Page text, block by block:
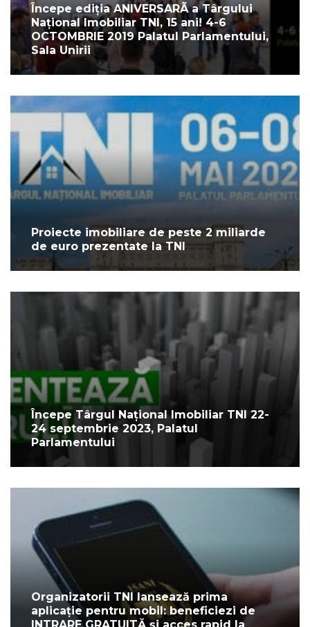
Începe ediția ANIVERSARÃ a Târgului
Național Imobiliar TNI, 15 ani! 4-6
OCTOMBRIE 2019 Palatul Parlamentului,
Sala Unirii
Proiecte imobiliare de peste 2 miliarde
de euro prezentate la TNI
Începe Târgul Național Imobiliar TNI 22-
24 septembrie 2023, Palatul
Parlamentului
Organizatorii TNI lansează prima
aplicație pentru mobil: beneficiezi de